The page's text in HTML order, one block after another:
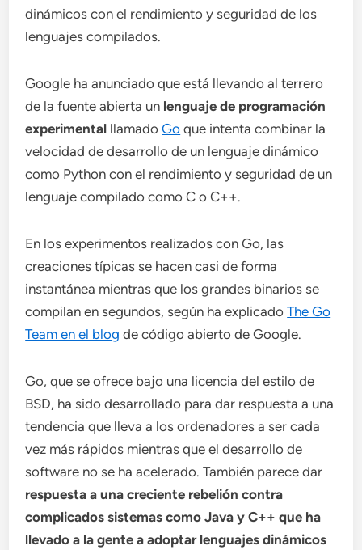
dinámicos con el rendimiento y seguridad de los
lenguajes compilados.
Google ha anunciado que está llevando al terrero
de la fuente abierta un lenguaje de programación
experimental llamadoGo que intenta combinar la
velocidad de desarrollo de un lenguaje dinámico
como Python con el rendimiento y seguridad de un
lenguaje compilado como C o C++.
En los experimentos realizados con Go, las
creaciones típicas se hacen casi de forma
instantánea mientras que los grandes binarios se
compilan en segundos, según ha explicadoThe Go
Team en el blog de código abierto de Google.
Go, que se ofrece bajo una licencia del estilo de
BSD, ha sido desarrollado para dar respuesta a una
tendencia que lleva a los ordenadores a ser cada
vez más rápidos mientras que el desarrollo de
software no se ha acelerado. También parece dar
respuesta a una creciente rebelión contra
complicados sistemas como Java y C++ que ha
llevado a la gente a adoptar lenguajes dinámicos